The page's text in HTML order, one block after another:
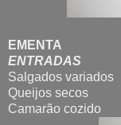
EMENTA
ENTRADAS
Salgados variados
Queijos secos
Camarão cozido